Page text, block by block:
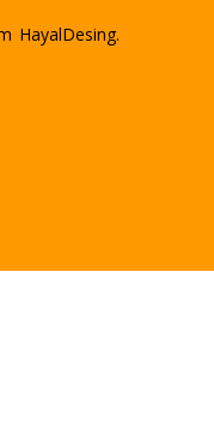
HayalDesing.